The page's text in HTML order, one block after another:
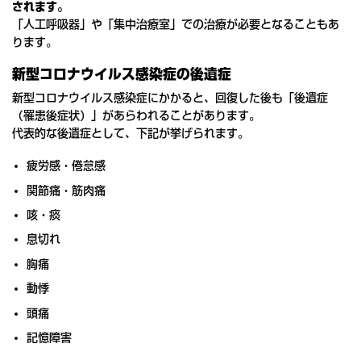
されます。
「人工呼吸器」や「集中治療室」での治療が必要となることもあ
ります。
新型コロナウイルス感染症の後遺症
新型コロナウイルス感染症にかかると、回復した後も「後遺症
（罹患後症状）」があらわれることがあります。
代表的な後遺症として、下記が挙げられます。
疲労感・倦怠感
関節痛・筋肉痛
咳・痰
息切れ
胸痛
動悸
頭痛
記憶障害